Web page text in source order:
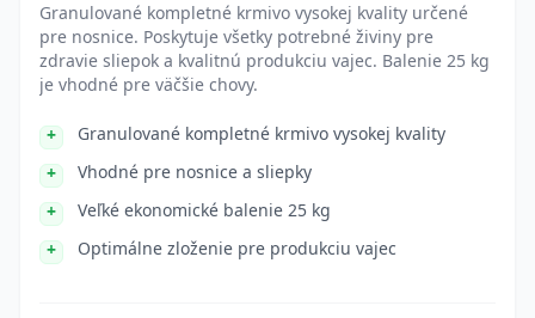
Granulované kompletné krmivo vysokej kvality určené
pre nosnice. Poskytuje všetky potrebné živiny pre
zdravie sliepok a kvalitnú produkciu vajec. Balenie 25 kg
je vhodné pre väčšie chovy.
Granulované kompletné krmivo vysokej kvality
Vhodné pre nosnice a sliepky
Veľké ekonomické balenie 25 kg
Optimálne zloženie pre produkciu vajec